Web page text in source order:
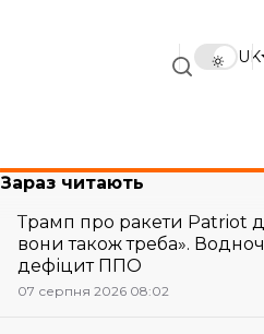
UK
Зараз читають
Трамп про ракети Patriot
вони також треба».
дефіцит ППО
07 серпня 2026 08:02